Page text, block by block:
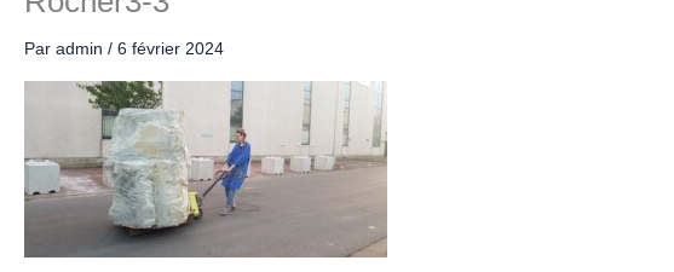
Par admin / 6 février 2024